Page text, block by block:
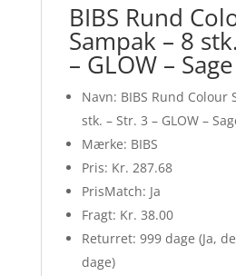
BIBS Rund
Sampak – 8
– GLOW –
Navn: BIBS Rund Colour
stk. – Str. 3 – GLOW –
Mærke: BIBS
Pris: Kr. 287.68
PrisMatch: Ja
Fragt: Kr. 38.00
Returret: 999 dage (Ja,
dage)